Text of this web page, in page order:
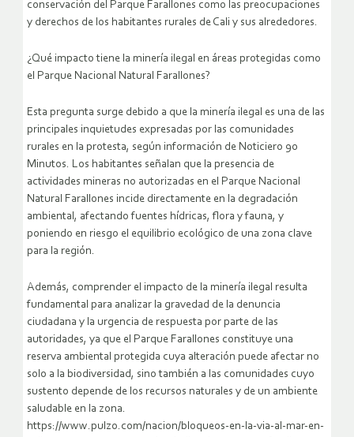
conservación del Parque Farallones como las preocupaciones
y derechos de los habitantes rurales de Cali y sus alrededores.
¿Qué impacto tiene la minería ilegal en áreas protegidas como
el Parque Nacional Natural Farallones?
Esta pregunta surge debido a que la minería ilegal es una de las
principales inquietudes expresadas por las comunidades
rurales en la protesta, según información de Noticiero 90
Minutos. Los habitantes señalan que la presencia de
actividades mineras no autorizadas en el Parque Nacional
Natural Farallones incide directamente en la degradación
ambiental, afectando fuentes hídricas, flora y fauna, y
poniendo en riesgo el equilibrio ecológico de una zona clave
para la región.
Además, comprender el impacto de la minería ilegal resulta
fundamental para analizar la gravedad de la denuncia
ciudadana y la urgencia de respuesta por parte de las
autoridades, ya que el Parque Farallones constituye una
reserva ambiental protegida cuya alteración puede afectar no
solo a la biodiversidad, sino también a las comunidades cuyo
sustento depende de los recursos naturales y de un ambiente
saludable en la zona.
https://www.pulzo.com/nacion/bloqueos-en-la-via-al-mar-en-